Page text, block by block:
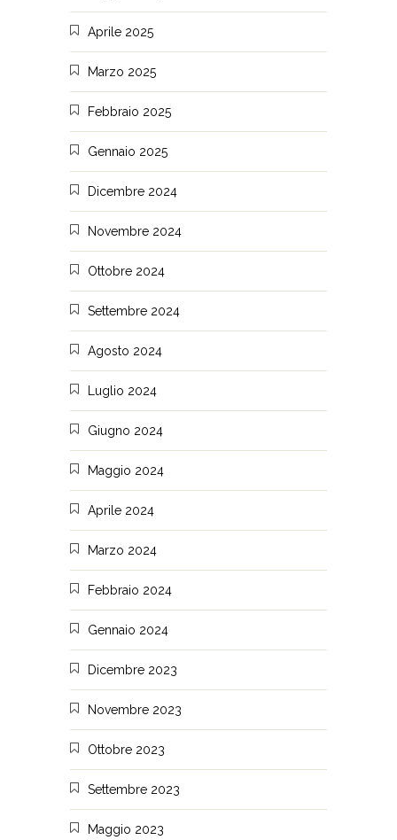
Aprile 2025
Marzo 2025
Febbraio 2025
Gennaio 2025
Dicembre 2024
Novembre 2024
Ottobre 2024
Settembre 2024
Agosto 2024
Luglio 2024
Giugno 2024
Maggio 2024
Aprile 2024
Marzo 2024
Febbraio 2024
Gennaio 2024
Dicembre 2023
Novembre 2023
Ottobre 2023
Settembre 2023
Maggio 2023